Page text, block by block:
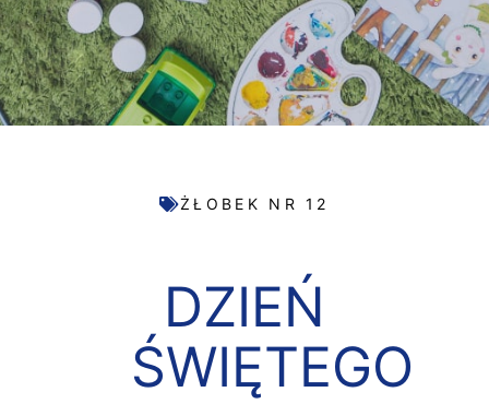
ŻŁOBEK NR 12
DZIEŃ
ŚWIĘTEGO